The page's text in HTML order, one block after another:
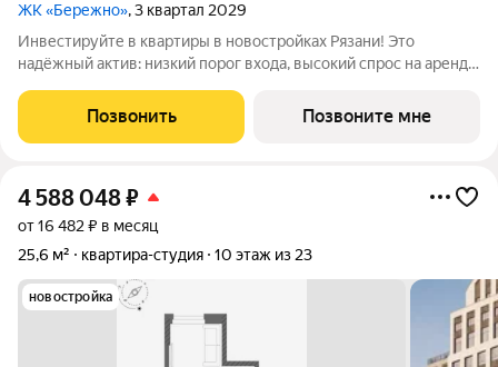
ЖК «Бережно», 3 квартал 2029
Инвестируйте в квартиры в новостройках Рязани! Это
надёжный актив: низкий порог входа, высокий спрос на аренду
Жилой квартал «Бережно» это проект класса Бизнес,
созданный с уважением к городу и
Позвонить Позвоните мне
4 588 048₽
от 16 482 ₽ в месяц
25,6 м²
квартира-студия 10 этаж из 23
новостройка